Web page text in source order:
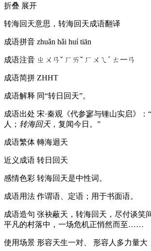
折叠 展开
转海回天意思，转海回天成语翻译
成语拼音 zhuǎn hǎi huí tiān
成语注音 ㄓㄨㄢˇ ㄏㄞˇ ㄏㄨㄟˊ ㄊ一ㄢ
成语简拼 ZHHT
成语解释 同“转日回天”。
成语出处 宋·秦观《代参寥与锺山实启》
人； 转海回天，复闻今日。”
成语繁体 轉海迴天
近义成语 转日回天
感情色彩 转海回天是中性词。
成语用法 作谓语、定语；用于书面语。
成语造句 张袂蔽天，转海回天，尽付谈笑
平凡的村落中，一场危机正悄然而至……
使用场景 形容天生一对、 形容人多力量大